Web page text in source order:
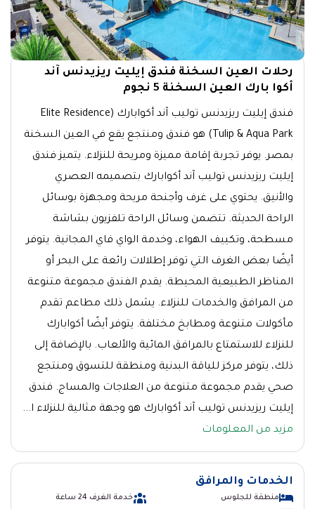
رحلات العين السخنة فندق إيليت ريزيدنس آند
أكوا بارك العين السخنة 5 نجوم
فندق إيليت ريزيدنس توليب آند أكوابارك (Elite Residence
Tulip & Aqua Park) هو فندق ومنتجع يقع في العين السخنة
بمصر. يوفر تجربة إقامة مميزة ومريحة للنزلاء. يتميز فندق
إيليت ريزيدنس توليب آند أكوابارك بتصميمه العصري
والأنيق. يحتوي على غرف وأجنحة مريحة ومجهزة بوسائل
الراحة الحديثة. تتضمن وسائل الراحة تلفزيون بشاشة
مسطحة، وتكييف الهواء، وخدمة الواي فاي المجانية. يتوفر
أيضًا بعض الغرف التي توفر إطلالات رائعة على البحر أو
المناظر الطبيعية المحيطة. يقدم الفندق مجموعة متنوعة
من المرافق والخدمات للنزلاء. يشمل ذلك مطاعم تقدم
مأكولات متنوعة ومطابخ مختلفة. يتوفر أيضًا أكوابارك
للنزلاء للاستمتاع بالمرافق المائية والألعاب. بالإضافة إلى
ذلك، يتوفر مركز للياقة البدنية ومنطقة للتسوق ومنتجع
صحي يقدم مجموعة متنوعة من العلاجات والمساج. فندق
إيليت ريزيدنس توليب آند أكوابارك هو وجهة مثالية للنزلاء ا...
مزيد من المعلومات
الخدمات والمرافق
منطقة للجلوس
خدمة الغرف 24 ساعة